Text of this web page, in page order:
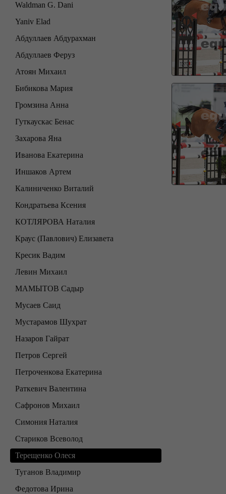
Waldman G. Dani
Yaniv Elad
Абдуллаев Абдурахман
Абдуллаев Феруз
Атоян Михаил
Бибикова Мария
Громзина Анна
Гуткаускас Бенас
Захарова Яна
Иванова Екатерина
Иншаков Артем
Калиниченко Виталий
Кондратьева Ксения
КОТЛЯРОВА Наталия
Краус (Павлович) Елизавета
Кресик Вадим
Левин Михаил
МАМЫТОВ Садыр
Мусаев Саид
Мустарамов Шухрат
Назаров Гайрат
Петров Сергей
Петроченкова Екатерина
Раткевич Валентина
Сафронов Михаил
Симония Наталия
Стариков Всеволод
Терещенко Олеся
Туганов Владимир
Федотова Ирина